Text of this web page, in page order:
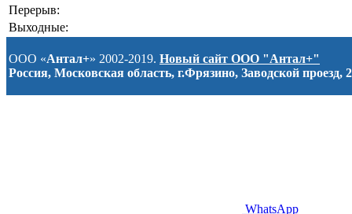
Перерыв:
Выходные:
ООО «Антал+» 2002-2019. Новый сайт ООО "Антал+"
Россия, Московская область, г.Фрязино, Заводской проезд, 2
WhatsApp